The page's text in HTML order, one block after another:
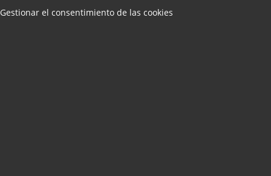
Gestionar el consentimiento de las cookies